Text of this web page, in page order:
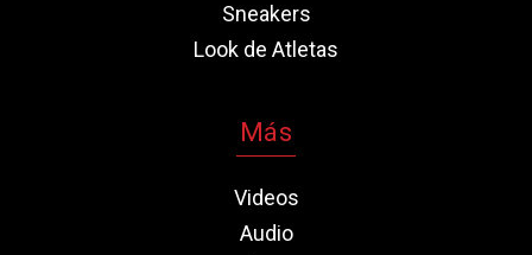
Sneakers
Look de Atletas
Más
Videos
Audio